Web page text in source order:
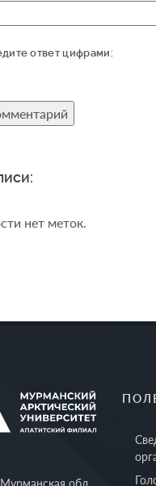
ответ цифрами:
нет меток.
обл.,